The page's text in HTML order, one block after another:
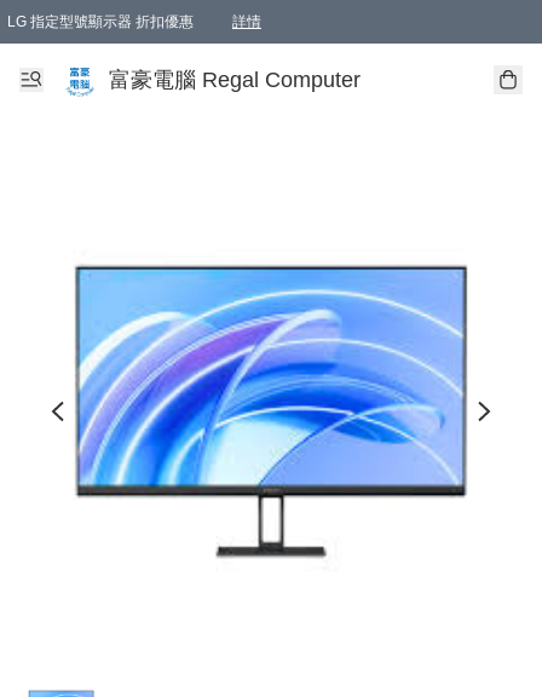
LG 指定型號顯示器 折扣優惠 詳情
富豪電腦 Regal Computer